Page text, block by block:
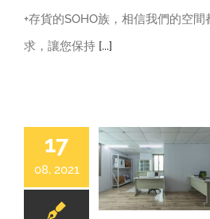
+存貨的SOHO族，相信我們的空
求，讓您保持 [...]
17
08, 2021